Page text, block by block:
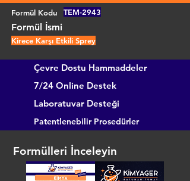
Formül Kodu
TEM-2943
Formül İsmi
Kirece Karşı Etkili Sprey
Çevre Dostu Hammaddeler
7/24 Online Destek
Laboratuvar Desteği
Patentlenebilir Prosedürler
Formülleri İnceleyin